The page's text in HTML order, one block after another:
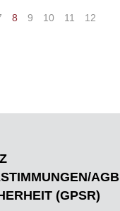
8 9 10 11 12
AGB
(GPSR)